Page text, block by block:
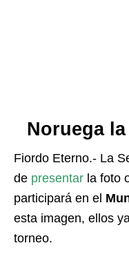
Noruega
Fiordo Eterno.- La
de presentar la foto
participará en el
esta imagen, ellos
torneo.